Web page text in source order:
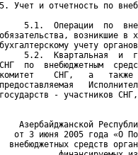
5. Учет и отчетность по
5.1.  Операции  по
обязательства, возникшие в
бухгалтерскому учету
5.2.  Квартальная  и
СНГ  по  внебюджетным
комитет    СНГ,   а   также
предоставляемая
государств - участников
Азербайджанской
от 3 июня 2005 года «О
внебюджетных средств